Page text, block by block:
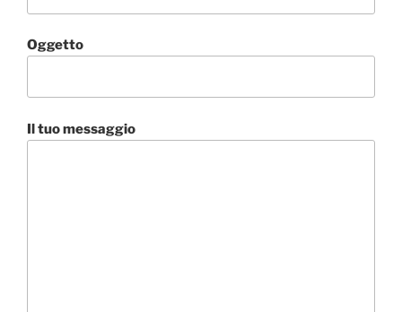
Oggetto
Il tuo messaggio